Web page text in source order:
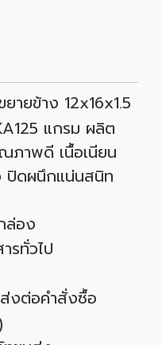
ายข้าง 12x16x1.5
แกรม ผลิต
ภาพดี เนื้อเนียน
ปิดผนึกแน่นสนิท
ล่อง
รทั่วไป
งต่อคำสั่งซื้อ